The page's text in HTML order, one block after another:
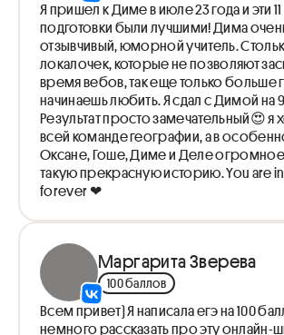
Я пришел к Диме в июле 23 года и эти
подготовки были лучшими! Дима
отзывчивый, юморной учитель.
локалочек, которые не позволяют
время вебов, так еще только больше
начинаешь любить. Я сдал с Димой на
Результат просто замечательный😍 я
всей команде географии, а в
Оксане, Гоше, Диме и Деле огромное
такую прекрасную историю. You are
forever ❤
Маргарита Зверева
100 баллов
Всем привет) Я написала егэ на 100
немного рассказать про эту онлайн-